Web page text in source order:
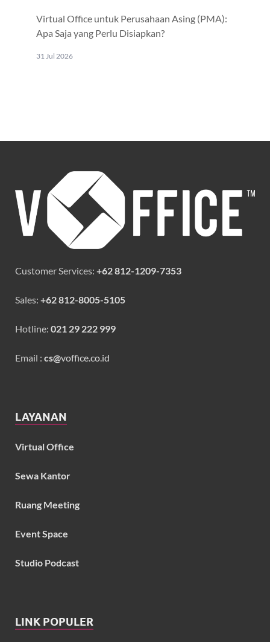
Virtual Office untuk Perusahaan Asing (PMA):
Apa Saja yang Perlu Disiapkan?
31 Jul 2026
Customer Services: +62 812-1209-7353
Sales: +62 812-8005-5105
Hotline: 021 29 222 999
Email : cs@voffice.co.id
LAYANAN
Virtual Office
Sewa Kantor
Ruang Meeting
Event Space
Studio Podcast
LINK POPULER